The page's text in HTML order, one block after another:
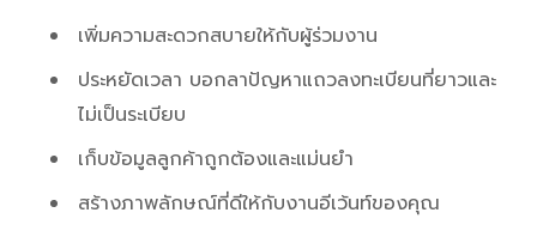
เพิ่มความสะดวกสบายให้กับผู้ร่วมงาน
ประหยัดเวลา บอกลาปัญหาแถวลงทะเบียนที่ยาวและ
ไม่เป็นระเบียบ
เก็บข้อมูลลูกค้าถูกต้องและแม่นยำ
สร้างภาพลักษณ์ที่ดีให้กับงานอีเว้นท์ของคุณ